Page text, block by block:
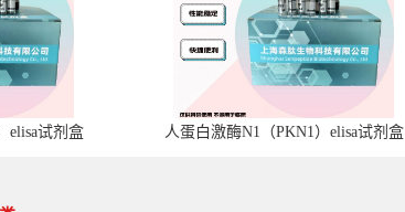
elisa试剂盒 人蛋白激酶N1（PKN1）elisa试剂盒